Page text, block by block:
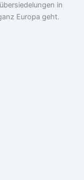
in
Europa geht.